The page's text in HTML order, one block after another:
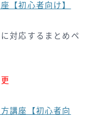
【初心者向け】
対応するまとめペ
講座【初心者向